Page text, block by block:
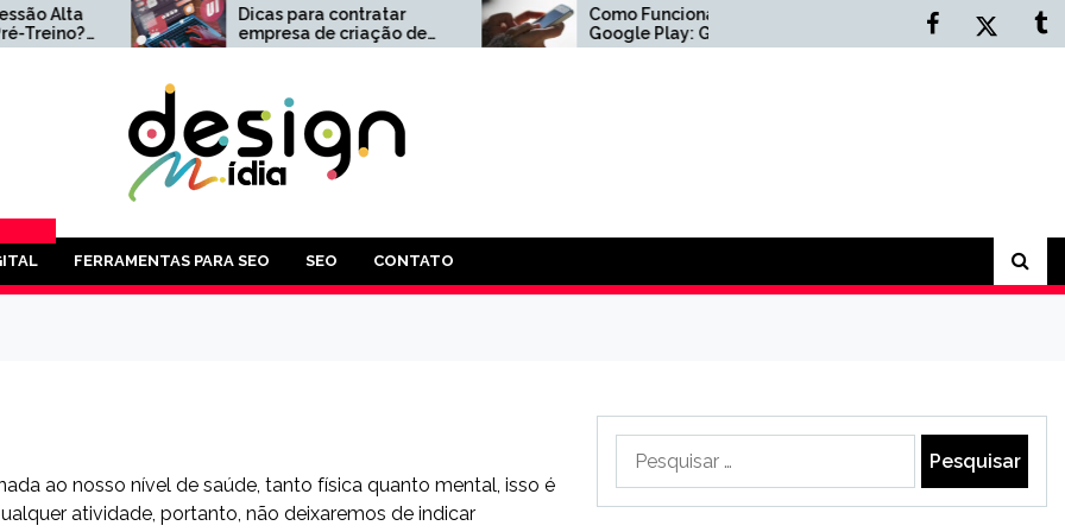
Dicas para contratar
empresa de criação de
sites
Como Funciona Gift Card
Google Play: Guia
Completo
Empresa de limpeza
profissional de galpões
industriais: benefícios
FERRAMENTAS PARA SEO SEO CONTATO
ao nosso nível de saúde, tanto física quanto mental, isso é
atividade, portanto, não deixaremos de indicar
por: